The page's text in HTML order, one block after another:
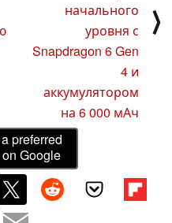
начального
уровня с
Snapdragon 6 Gen
4 и
аккумулятором
на 6 000 мАч
⟩
preferred
Google